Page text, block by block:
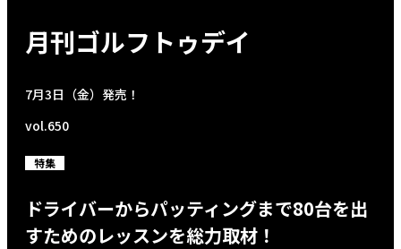
月刊ゴルフトゥデイ
7月3日（金）発売！
vol.650
特集
ドライバーからパッティングまで80台を出
すためのレッスンを総力取材！